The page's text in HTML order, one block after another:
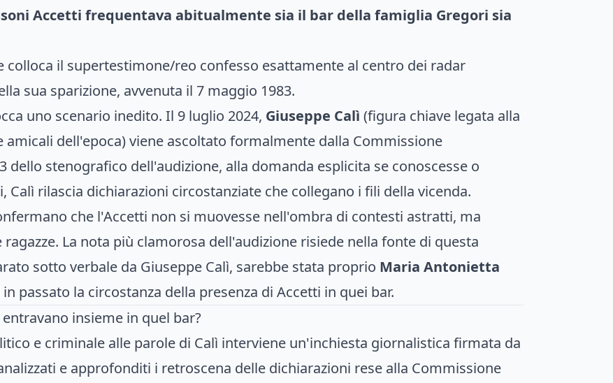
Accetti frequentava abitualmente sia il bar della famiglia Gregori sia
colloca il supertestimone/reo confesso esattamente al centro dei radar
sua sparizione, avvenuta il 7 maggio 1983.
uno scenario inedito. Il 9 luglio 2024, Giuseppe Calì (figura chiave legata alla
dell'epoca) viene ascoltato formalmente dalla Commissione
dello stenografico dell'audizione, alla domanda esplicita se conoscesse o
Calì rilascia dichiarazioni circostanziate che collegano i fili della vicenda.
che l'Accetti non si muovesse nell'ombra di contesti astratti, ma
La nota più clamorosa dell'audizione risiede nella fonte di questa
sotto verbale da Giuseppe Calì, sarebbe stata proprio Maria Antonietta
passato la circostanza della presenza di Accetti in quei bar.
insieme in quel bar?
e criminale alle parole di Calì interviene un'inchiesta giornalistica firmata da
e approfonditi i retroscena delle dichiarazioni rese alla Commissione